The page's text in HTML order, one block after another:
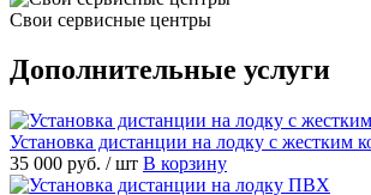
Свои сервисные центры
Дополнительные услуги
Установка дистанции на лодку с жестким
35 000 руб. / шт В корзину